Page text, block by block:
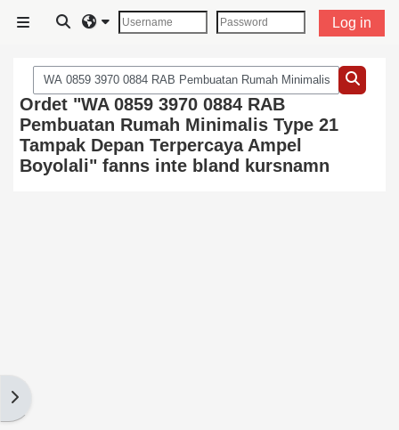
Växla sökinmatning Log in
Öppna blockmeny
Sök kurser
Sök
Ordet "WA 0859 3970 0884 RAB
Pembuatan Rumah Minimalis Type 21
Tampak Depan Terpercaya Ampel
Boyolali" fanns inte bland kursnamn